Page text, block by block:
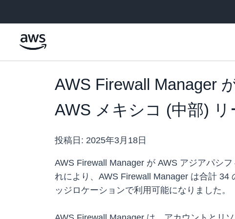
AWS Firewall Manager
AWS メキシコ (中部)
投稿日: 2025年3月18日
AWS Firewall Manager が AWS アジアパシ
れにより、AWS Firewall Manager は合計
ッジロケーションで利用可能になりました。